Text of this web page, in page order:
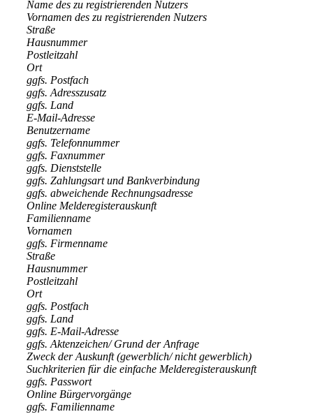
Name des zu registrierenden Nutzers
Vornamen des zu registrierenden Nutzers
Straße
Hausnummer
Postleitzahl
Ort
ggfs. Postfach
ggfs. Adresszusatz
ggfs. Land
E-Mail-Adresse
Benutzername
ggfs. Telefonnummer
ggfs. Faxnummer
ggfs. Dienststelle
ggfs. Zahlungsart und Bankverbindung
ggfs. abweichende Rechnungsadresse
Online Melderegisterauskunft
Familienname
Vornamen
ggfs. Firmenname
Straße
Hausnummer
Postleitzahl
Ort
ggfs. Postfach
ggfs. Land
ggfs. E-Mail-Adresse
ggfs. Aktenzeichen/ Grund der Anfrage
Zweck der Auskunft (gewerblich/ nicht gewerblich)
Suchkriterien für die einfache Melderegisterauskunft
ggfs. Passwort
Online Bürgervorgänge
ggfs. Familienname